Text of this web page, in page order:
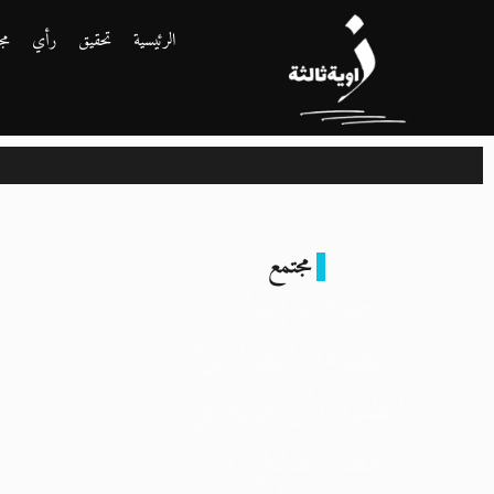
الرئيسية تحقيق رأي
مجتمع
صافرة إنذار: